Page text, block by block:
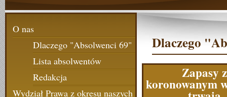
O nas
Dlaczego "Absolwenci 69"
Lista absolwentów
Redakcja
Wydział Prawa z okresu naszych
Dlaczego
Zapasy z
koronowanym